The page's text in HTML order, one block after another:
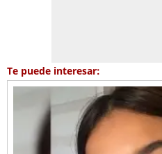
Te puede interesar: